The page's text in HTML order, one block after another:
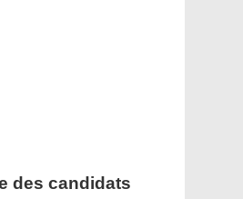
des candidats